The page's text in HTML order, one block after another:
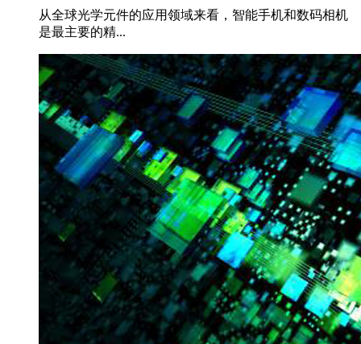
从全球光学元件的应用领域来看，智能手机和数码相机
是最主要的精...